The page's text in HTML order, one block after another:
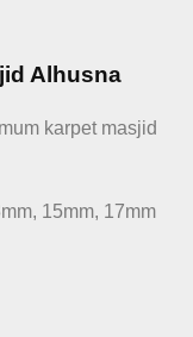
Alhusna
karpet masjid
15mm, 17mm